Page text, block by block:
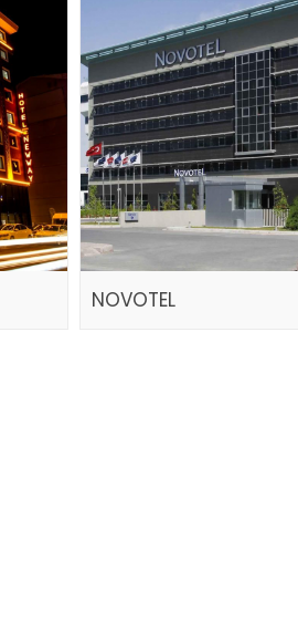
NOVOTEL